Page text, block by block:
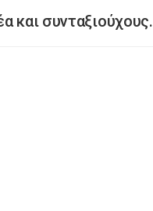
και συνταξιούχους.